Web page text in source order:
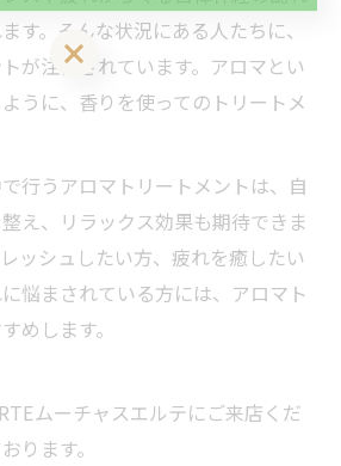
す。そんな状況にある人たちに、
が注目されています。アロマとい
うに、香りを使ってのトリートメ
行うアロマトリートメントは、自
え、リラックス効果も期待できま
ッシュしたい方、疲れを癒したい
悩まされている方には、アロマト
めします。
ムーチャスエルテにご来店くだ
ります。
初回 500円OFFさせて頂きます！